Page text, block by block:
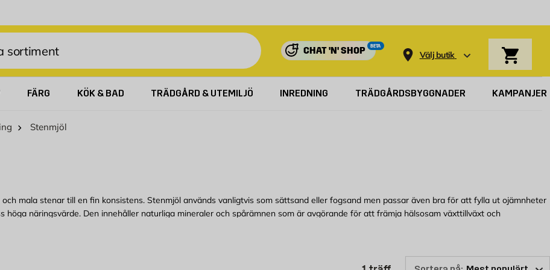
CHAT 'N' SHOP
BETA
Välj butik
FÄRG KÖK & BAD TRÄDGÅRD & UTEMILJÖ INREDNING TRÄDGÅRDSBYGGNADER KAMPANJER
Stenmjöl
mala stenar till en fin konsistens. Stenmjöl används vanligtvis som sättsand eller fogsand men passar även bra för att fylla ut ojämnheter
näringsvärde. Den innehåller naturliga mineraler och spårämnen som är avgörande för att främja hälsosam växttillväxt och